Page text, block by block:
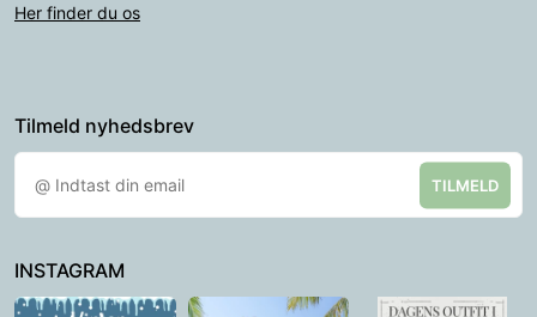
Her finder du os
Tilmeld nyhedsbrev
TILMELD
INSTAGRAM